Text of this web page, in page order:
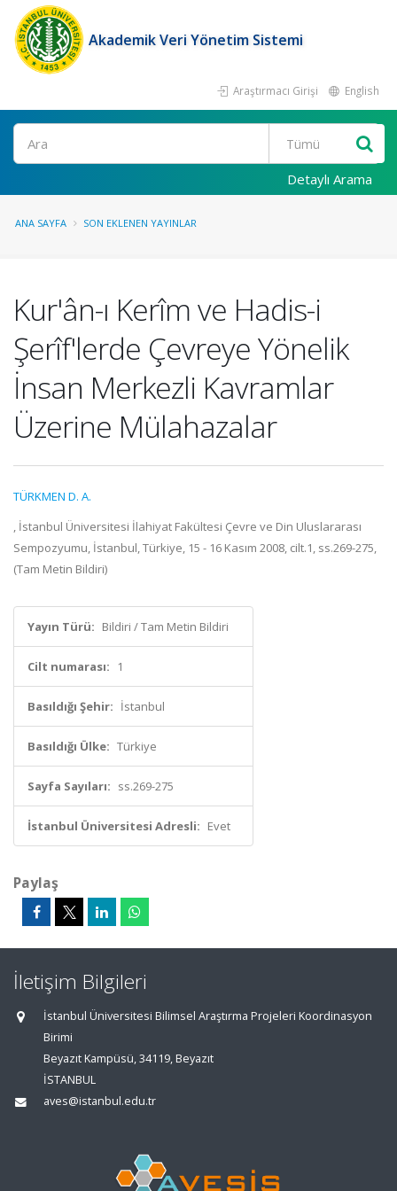
Akademik Veri Yönetim Sistemi
Araştırmacı Girişi English
Ara
Detaylı Arama
ANA SAYFA SON EKLENEN YAYINLAR
Kur'ân-ı Kerîm ve Hadis-i
Şerîf'lerde Çevreye Yönelik
İnsan Merkezli Kavramlar
Üzerine Mülahazalar
TÜRKMEN D. A.
, İstanbul Üniversitesi İlahiyat Fakültesi Çevre ve Din Uluslararası
Sempozyumu, İstanbul, Türkiye, 15 - 16 Kasım 2008, cilt.1, ss.269-275,
(Tam Metin Bildiri)
Yayın Türü: Bildiri / Tam Metin Bildiri
Cilt numarası: 1
Basıldığı Şehir: İstanbul
Basıldığı Ülke: Türkiye
Sayfa Sayıları: ss.269-275
İstanbul Üniversitesi Adresli: Evet
Paylaş
İletişim Bilgileri
İstanbul Üniversitesi Bilimsel Araştırma Projeleri Koordinasyon
Birimi
Beyazıt Kampüsü, 34119, Beyazıt
İSTANBUL
aves@istanbul.edu.tr